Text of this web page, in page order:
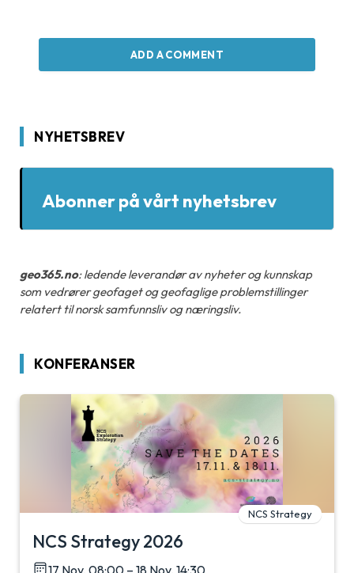
ADD A COMMENT
NYHETSBREV
Abonner på vårt nyhetsbrev
geo365.no: ledende leverandør av nyheter og kunnskap
som vedrører geofaget og geofaglige problemstillinger
relatert til norsk samfunnsliv og næringsliv.
KONFERANSER
NCS Strategy
NCS Strategy 2026
17 Nov, 08:00 – 18 Nov, 14:30